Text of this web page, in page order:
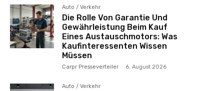
Auto / Verkehr
Die Rolle Von Garantie Und
Gewährleistung Beim Kauf
Eines Austauschmotors: Was
Kaufinteressenten Wissen
Müssen
Carpr Presseverteiler - 6. August 2026
Auto / Verkehr